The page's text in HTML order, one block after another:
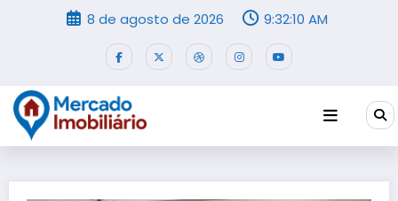
8 de agosto de 2026 9:32:10 AM